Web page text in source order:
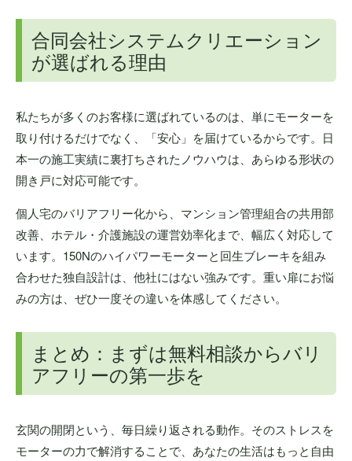
合同会社システムクリエーション
が選ばれる理由
私たちが多くのお客様に選ばれているのは、単にモーターを
取り付けるだけでなく、「安心」を届けているからです。日
本一の施工実績に裏打ちされたノウハウは、あらゆる形状の
開き戸に対応可能です。
個人宅のバリアフリー化から、マンション管理組合の共用部
改善、ホテル・介護施設の運営効率化まで、幅広く対応して
います。150Nのハイパワーモーターと回生ブレーキを組み
合わせた独自設計は、他社にはない強みです。重い扉にお悩
みの方は、ぜひ一度その違いを体感してください。
まとめ：まずは無料相談からバリ
アフリーの第一歩を
玄関の開閉という、毎日繰り返される動作。そのストレスを
モーターの力で解消することで、あなたの生活はもっと自由